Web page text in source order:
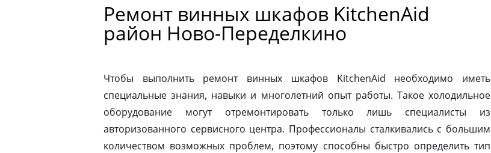
Ремонт винных шкафов KitchenAid
район Ново-Переделкино
Чтобы выполнить ремонт винных шкафов KitchenAid необходимо иметь
специальные знания, навыки и многолетний опыт работы. Такое холодильное
оборудование могут отремонтировать только лишь специалисты из
авторизованного сервисного центра. Профессионалы сталкивались с большим
количеством возможных проблем, поэтому способны быстро определить тип